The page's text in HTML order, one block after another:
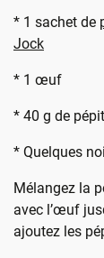
* 1 sachet de
Jock
* 1 œuf
* 40 g de
* Quelques
Mélangez la
avec l’œuf
ajoutez les